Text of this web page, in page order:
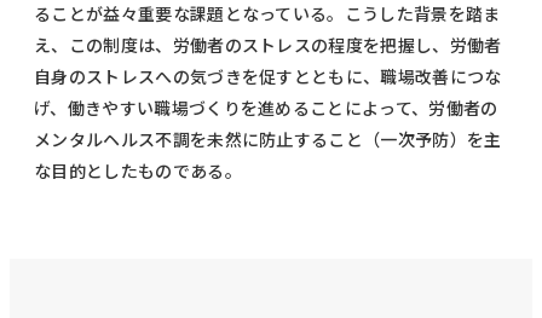
ることが益々重要な課題となっている。こうした背景を踏ま
え、この制度は、労働者のストレスの程度を把握し、労働者
自身のストレスへの気づきを促すとともに、職場改善につな
げ、働きやすい職場づくりを進めることによって、労働者の
メンタルヘルス不調を未然に防止すること（一次予防）を主
な目的としたものである。